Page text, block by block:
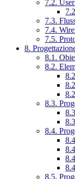
7.2.
7.3.
7.4.
7.5.
8.
8.1.
8.2.
8.3.
8.4.
8.5.